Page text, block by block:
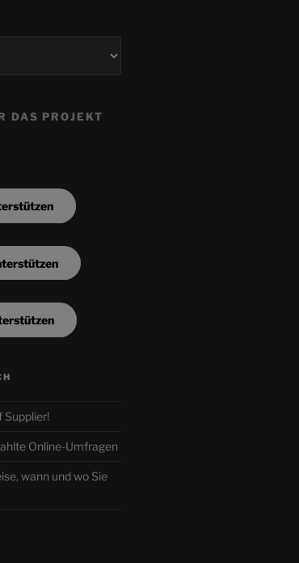
DAS PROJEKT
Supplier!
Online-Umfragen
wann und wo Sie